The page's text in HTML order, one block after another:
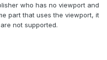
who has no viewport and
part that uses the viewport, it
not supported.